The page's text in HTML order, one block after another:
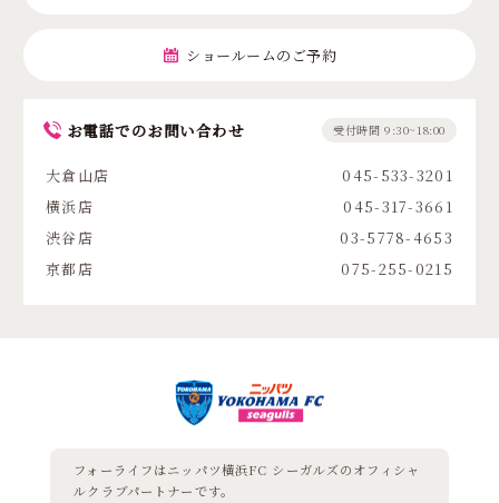
ショールームのご予約
お電話でのお問い合わせ 受付時間 9:30~18:00
大倉山店
045-533-3201
横浜店
045-317-3661
渋谷店
03-5778-4653
京都店
075-255-0215
フォーライフはニッパツ横浜FC シーガルズのオフィシャ
ルクラブパートナーです。